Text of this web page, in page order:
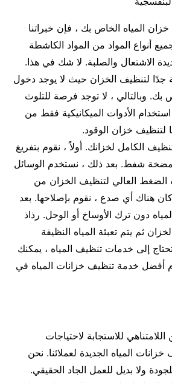
المياه الخاص بك ، فإن خبراتنا
أنواع المواد من المواد الكاشطة
الاشتعال والصلبة. لا شك في هذا.
جدًا لتنظيف الخزان حيث لا يوجد دخول
بك. وبالتالي ، لا توجد فرصة للتلوث
الأدوات الميكانيكية فقط من
لتنظيف خزان الوقود.
الكامل لخزانك. أولاً ، نقوم بتفريغ
مضخة شفط. بعد ذلك ، نستخدم الوسائل
الضغط العالي لتنظيف الخزان من
كان هناك أي صدع ، نقوم بإصلاحها. بعد
دون ترك الأوساخ أو الوحل. رذاذ
ثم يتم تعبئة المياه النظيفة
إلى خدمات تنظيف المياه ، يمكنك
أفضل خدمة تنظيف خزانات المياه في
للاستجابة لاحتياجات
المياه الجديدة لعملائنا. نحن
ولا بديل للعمل الجاد الحقيقي.